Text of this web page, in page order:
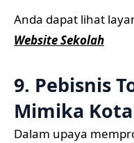
Anda dapat lihat
Website Sekolah
9. Pebisnis
Mimika
Dalam upaya